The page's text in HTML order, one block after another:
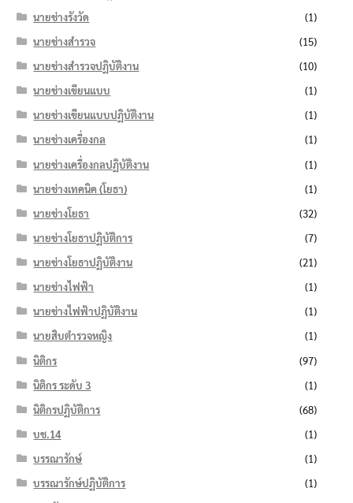
นายช่างรังวัด
(1)
นายช่างสำรวจ
(15)
นายช่างสำรวจปฏิบัติงาน
(10)
นายช่างเขียนแบบ
(1)
นายช่างเขียนแบบปฏิบัติงาน
(1)
นายช่างเครื่องกล
(1)
นายช่างเครื่องกลปฏิบัติงาน
(1)
นายช่างเทคนิค (โยธา)
(1)
นายช่างโยธา
(32)
นายช่างโยธาปฏิบัติการ
(7)
นายช่างโยธาปฏิบัติงาน
(21)
นายช่างไฟฟ้า
(1)
นายช่างไฟฟ้าปฏิบัติงาน
(1)
นายสิบตำรวจหญิง
(1)
นิติกร
(97)
นิติกร ระดับ 3
(1)
นิติกรปฏิบัติการ
(68)
บช.14
(1)
บรรณารักษ์
(1)
บรรณารักษ์ปฏิบัติการ
(1)